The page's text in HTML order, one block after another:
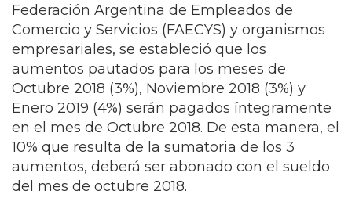
Federación Argentina de Empleados de
Comercio y Servicios (FAECYS) y organismos
empresariales, se estableció que los
aumentos pautados para los meses de
Octubre 2018 (3%), Noviembre 2018 (3%) y
Enero 2019 (4%) serán pagados íntegramente
en el mes de Octubre 2018. De esta manera, el
10% que resulta de la sumatoria de los 3
aumentos, deberá ser abonado con el sueldo
del mes de octubre 2018.